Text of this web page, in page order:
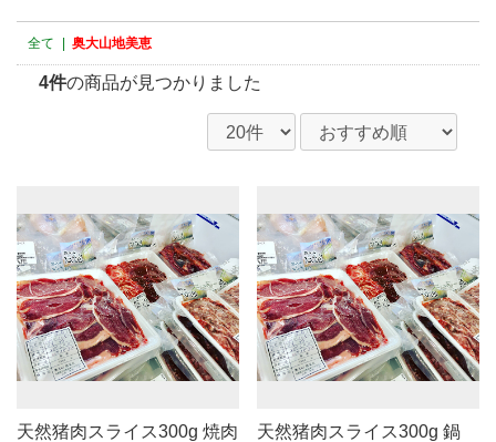
全て 奥大山地美恵
4件の商品が見つかりました
天然猪肉スライス300g 焼肉
天然猪肉スライス300g 鍋